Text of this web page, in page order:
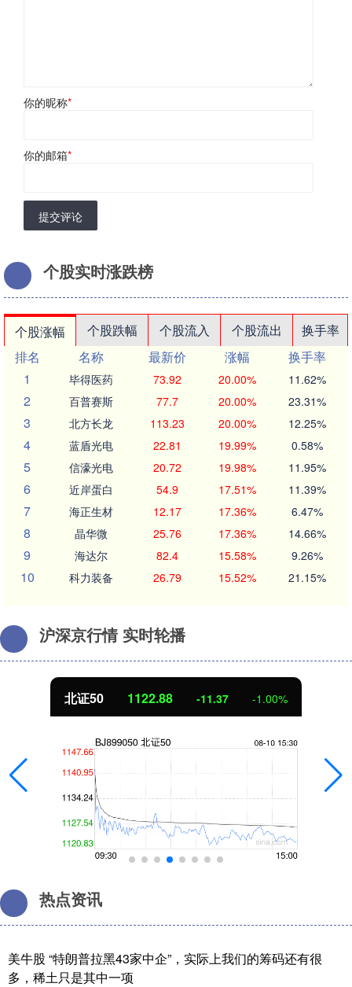
你的昵称*
你的邮箱*
提交评论
个股实时涨跌榜
个股涨幅 个股跌幅 个股流入 个股流出
换手率
排名
名称 最新价 涨幅
换手率
1
毕得医药 73.92 20.00% 11.62%
2 百普赛斯 77.7 20.00% 23.31%
3 北方长龙 113.23 20.00% 12.25%
4 蓝盾光电 22.81 19.99% 0.58%
5 信濠光电 20.72 19.98% 11.95%
6 近岸蛋白 54.9 17.51% 11.39%
7 海正生材 12.17 17.36% 6.47%
8 晶华微 25.76 17.36% 14.66%
9 海达尔 82.4 15.58% 9.26%
10 科力装备 26.79 15.52% 21.15%
沪深京行情 实时轮播
北证50 1122.88 -11.37 -1.00%
热点资讯
美牛股 “特朗普拉黑43家中企”，实际上我们的筹码还有很
多，稀土只是其中一项